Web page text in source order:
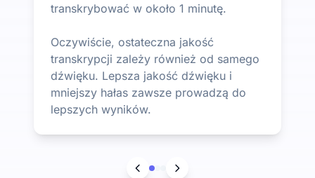
transkrybować w około 1 minutę.
Oczywiście, ostateczna jakość
transkrypcji zależy również od samego
dźwięku. Lepsza jakość dźwięku i
mniejszy hałas zawsze prowadzą do
lepszych wyników.